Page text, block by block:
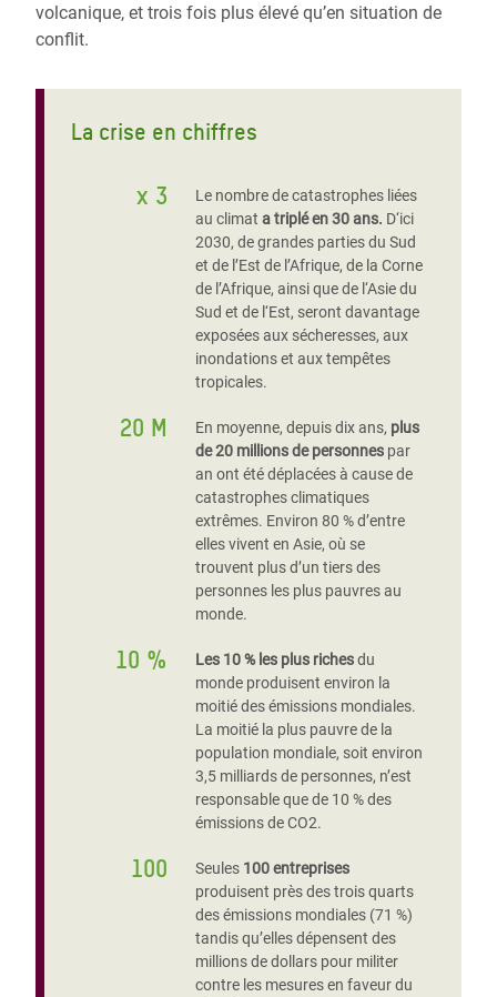
volcanique, et trois fois plus élevé qu’en situation de
conflit.
La crise en chiffres
x 3
Le nombre de catastrophes liées
au climat a triplé en 30 ans. D‘ici
2030, de grandes parties du Sud
et de l’Est de l’Afrique, de la Corne
de l’Afrique, ainsi que de l‘Asie du
Sud et de l‘Est, seront davantage
exposées aux sécheresses, aux
inondations et aux tempêtes
tropicales.
20 M En moyenne, depuis dix ans, plus
de 20 millions de personnespar
an ont été déplacées à cause de
catastrophes climatiques
extrêmes. Environ 80 % d’entre
elles vivent en Asie, où se
trouvent plus d’un tiers des
personnes les plus pauvres au
monde.
10 % Les 10 % les plus richesdu
monde produisent environ la
moitié des émissions mondiales.
La moitié la plus pauvre de la
population mondiale, soit environ
3,5 milliards de personnes, n’est
responsable que de 10 % des
émissions de CO2.
100 Seules 100 entreprises
produisent près des trois quarts
des émissions mondiales (71 %)
tandis qu’elles dépensent des
millions de dollars pour militer
contre les mesures en faveur du